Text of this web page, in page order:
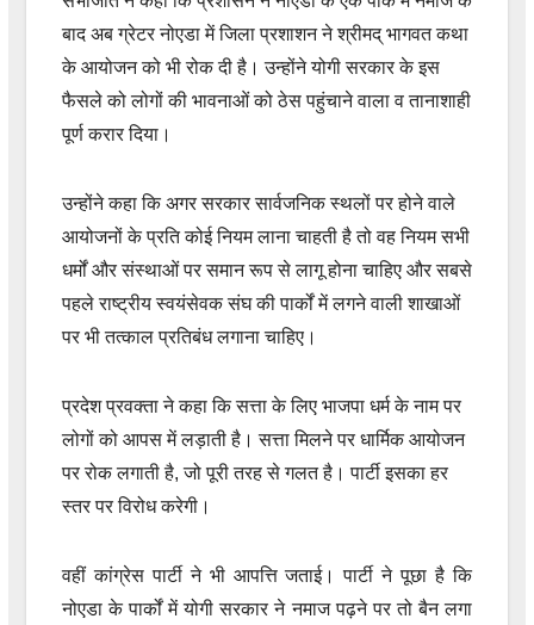
बाद अब ग्रेटर नोएडा में जिला प्रशाशन ने श्रीमद् भागवत कथा
के आयोजन को भी रोक दी है। उन्होंने योगी सरकार के इस
फैसले को लोगों की भावनाओं को ठेस पहुंचाने वाला व तानाशाही
पूर्ण करार दिया।
उन्होंने कहा कि अगर सरकार सार्वजनिक स्थलों पर होने वाले
आयोजनों के प्रति कोई नियम लाना चाहती है तो वह नियम सभी
धर्मों और संस्थाओं पर समान रूप से लागू होना चाहिए और सबसे
पहले राष्ट्रीय स्वयंसेवक संघ की पार्कों में लगने वाली शाखाओं
पर भी तत्काल प्रतिबंध लगाना चाहिए।
प्रदेश प्रवक्ता ने कहा कि सत्ता के लिए भाजपा धर्म के नाम पर
लोगों को आपस में लड़ाती है। सत्ता मिलने पर धार्मिक आयोजन
पर रोक लगाती है, जो पूरी तरह से गलत है। पार्टी इसका हर
स्तर पर विरोध करेगी।
वहीं कांग्रेस पार्टी ने भी आपत्ति जताई। पार्टी ने पूछा है कि
नोएडा के पार्कों में योगी सरकार ने नमाज पढ़ने पर तो बैन लगा